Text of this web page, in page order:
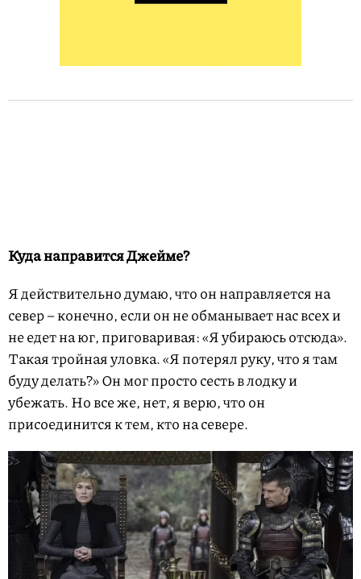
Куда направится Джейме?
Я действительно думаю, что он направляется на
север – конечно, если он не обманывает нас всех и
не едет на юг, приговаривая: «Я убираюсь отсюда».
Такая тройная уловка. «Я потерял руку, что я там
буду делать?» Он мог просто сесть в лодку и
убежать. Но все же, нет, я верю, что он
присоединится к тем, кто на севере.